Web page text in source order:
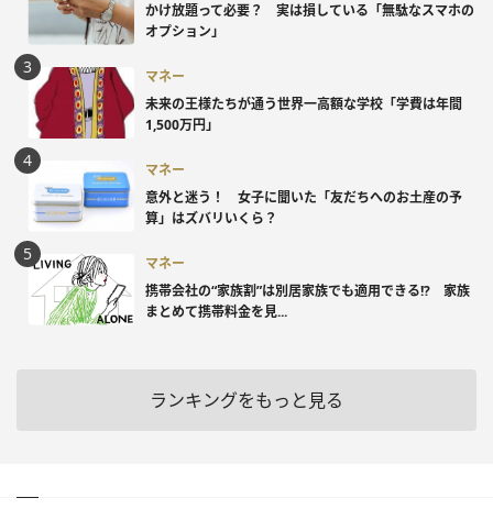
かけ放題って必要？ 実は損している「無駄なスマホの
オプション」
マネー
未来の王様たちが通う世界一高額な学校「学費は年間
1,500万円」
マネー
意外と迷う！ 女子に聞いた「友だちへのお土産の予
算」はズバリいくら？
マネー
携帯会社の“家族割”は別居家族でも適用できる!? 家族
まとめて携帯料金を見...
ランキングをもっと見る